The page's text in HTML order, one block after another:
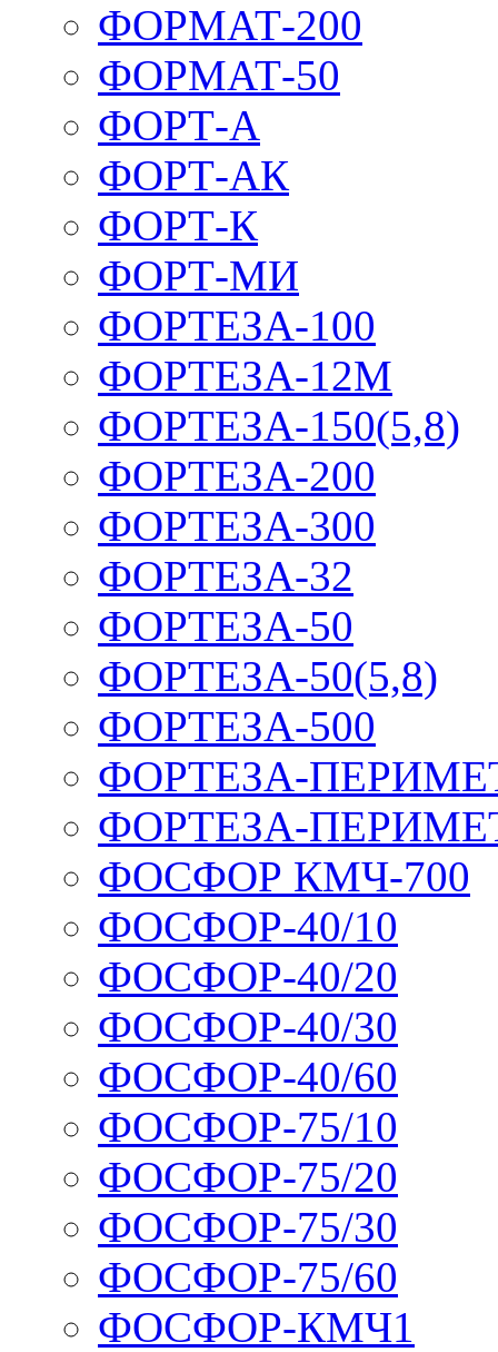
ФОРМАТ-200
ФОРМАТ-50
ФОРТ-А
ФОРТ-АК
ФОРТ-К
ФОРТ-МИ
ФОРТЕЗА-100
ФОРТЕЗА-12М
ФОРТЕЗА-150(5,8)
ФОРТЕЗА-200
ФОРТЕЗА-300
ФОРТЕЗА-32
ФОРТЕЗА-50
ФОРТЕЗА-50(5,8)
ФОРТЕЗА-500
ФОРТЕЗА-
ФОРТЕЗА-
ФОСФОР КМЧ-700
ФОСФОР-40/10
ФОСФОР-40/20
ФОСФОР-40/30
ФОСФОР-40/60
ФОСФОР-75/10
ФОСФОР-75/20
ФОСФОР-75/30
ФОСФОР-75/60
ФОСФОР-КМЧ1